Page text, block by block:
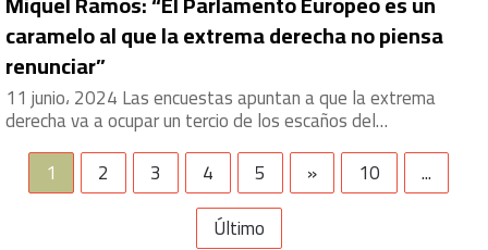
caramelo al que la extrema derecha no piensa
renunciar”
11 junio، 2024 Las encuestas apuntan a que la extrema
derecha va a ocupar un tercio de los escaños del…
1
2 3 4 5 » 10
...
Último